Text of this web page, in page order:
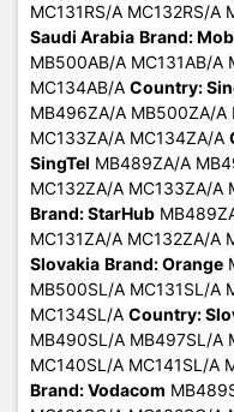
MC131RS/A MC132RS/A
Saudi Arabia Brand:
MB500AB/A MC131AB/A
MC134AB/A Country:
MB496ZA/A MB500ZA/A
MC133ZA/A MC134ZA/A
SingTel MB489ZA/A
MC132ZA/A MC133ZA/A
Brand: StarHub
MC131ZA/A MC132ZA/A
Slovakia Brand: Orange
MB500SL/A MC131SL/A
MC134SL/A Country:
MB490SL/A MB497SL/A
MC140SL/A MC141SL/A
Brand: Vodacom